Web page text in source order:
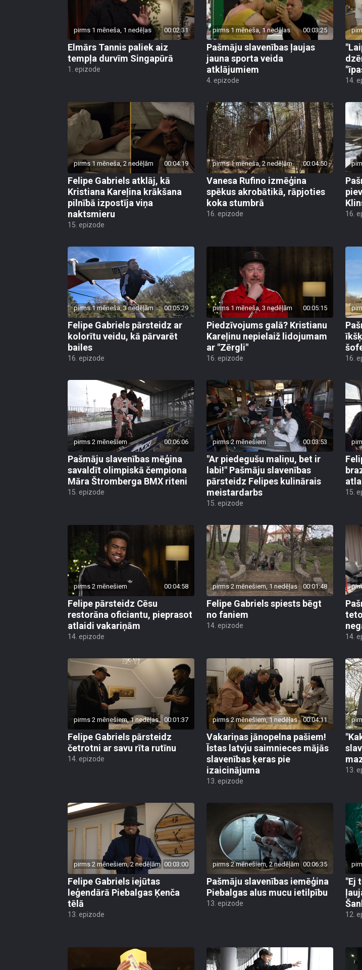
pirms 1 mēneša, 1 nedēļas 00:02:31
Elmārs Tannis paliek aiz
tempļa durvīm Singapūrā
1. epizode
pirms 1 mēneša, 1 nedēļas 00:03:25
Pašmāju slavenības ļaujas
jauna sporta veida
atklājumiem
4. epizode 14.
pirms 1 mēneša, 2 nedēļām 00:04:19
Felipe Gabriels atklāj, kā
Kristiana Kareļina krākšana
pilnībā izpostīja viņa
naktsmieru
15. epizode
pirms 1 mēneša, 2 nedēļām 00:04:50
Vanesa Rufino izmēģina
spēkus akrobātikā, rāpjoties
koka stumbrā
16. epizode 16.
pirms 1 mēneša, 3 nedēļām 00:05:29
Felipe Gabriels pārsteidz ar
kolorītu veidu, kā pārvarēt
bailes
16. epizode
pirms 1 mēneša, 3 nedēļām 00:05:15
Piedzīvojums galā? Kristianu
Kareļinu nepielaiž lidojumam
ar "Zērgli"
16. epizode 16.
pirms 2 mēnešiem 00:06:06
Pašmāju slavenības mēģina
savaldīt olimpiskā čempiona
Māra Štromberga BMX riteni
15. epizode
pirms 2 mēnešiem 00:03:53
"Ar piedegušu maliņu, bet ir
labi!" Pašmāju slavenības
pārsteidz Felipes kulinārais
meistardarbs
15. epizode
15.
pirms 2 mēnešiem 00:04:58
Felipe pārsteidz Cēsu
restorāna oficiantu, pieprasot
atlaidi vakariņām
14. epizode
pirms 2 mēnešiem, 1 nedēļas 00:01:48
Felipe Gabriels spiests bēgt
no faniem
14. epizode
14.
pirms 2 mēnešiem, 1 nedēļas 00:01:37
Felipe Gabriels pārsteidz
četrotni ar savu rīta rutīnu
14. epizode
pirms 2 mēnešiem, 1 nedēļas 00:04:11
Vakariņas jānopelna pašiem!
Īstas latvju saimnieces mājās
slavenības ķeras pie
izaicinājuma
13. epizode
13.
pirms 2 mēnešiem, 2 nedēļām 00:03:00
Felipe Gabriels iejūtas
leģendārā Piebalgas Ķenča
tēlā
13. epizode
pirms 2 mēnešiem, 2 nedēļām 00:06:35
Pašmāju slavenības iemēģina
Piebalgas alus mucu ietilpību
13. epizode
"Ej
12.